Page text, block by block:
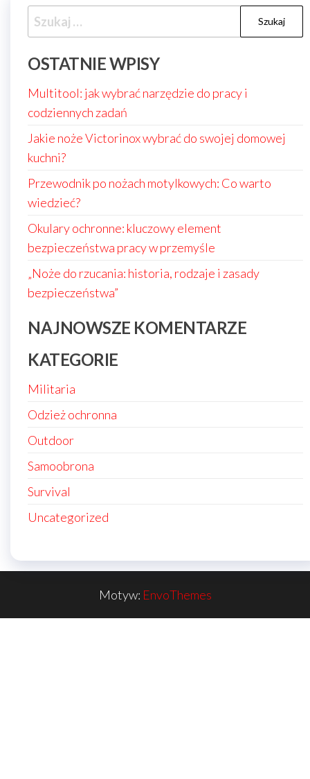
Szukaj:
OSTATNIE WPISY
Multitool: jak wybrać narzędzie do pracy i
codziennych zadań
Jakie noże Victorinox wybrać do swojej domowej
kuchni?
Przewodnik po nożach motylkowych: Co warto
wiedzieć?
Okulary ochronne: kluczowy element
bezpieczeństwa pracy w przemyśle
„Noże do rzucania: historia, rodzaje i zasady
bezpieczeństwa”
NAJNOWSZE KOMENTARZE
KATEGORIE
Militaria
Odzież ochronna
Outdoor
Samoobrona
Survival
Uncategorized
Motyw: EnvoThemes